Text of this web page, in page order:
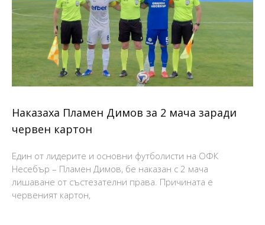
Наказаха Пламен Димов за 2 мача заради
червен картон
Един от лидерите и основни футболисти на ОФК
Несебър – Пламен Димов, бе наказан с 2 мача
лишаване от състезателни права. Причината е
червеният картон,